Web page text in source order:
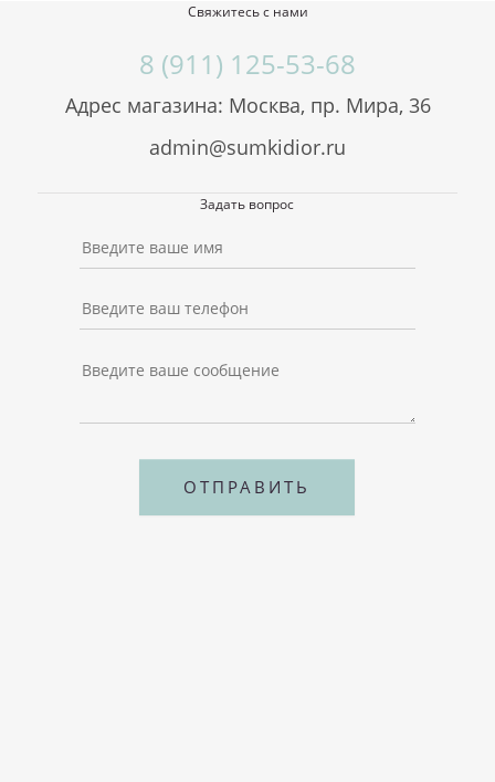
Свяжитесь с нами
8 (911) 125-53-68
Адрес магазина: Москва, пр. Мира, 36
admin@sumkidior.ru
Задать вопрос
ОТПРАВИТЬ